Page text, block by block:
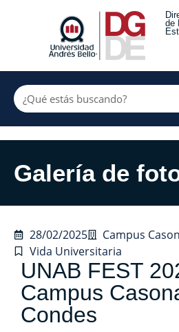
de
Galería de
28/02/2025
Campus
Vida Universitaria
UNAB FEST
Campus
Condes